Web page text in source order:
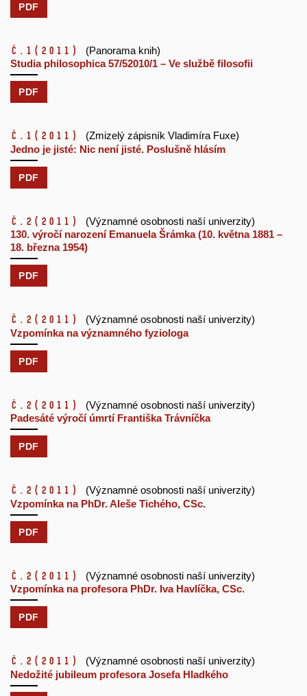
PDF
č.1 (2011)
(Panorama knih)
Studia philosophica 57/52010/1 – Ve službě filosofii
PDF
č.1 (2011)
(Zmizelý zápisník Vladimíra Fuxe)
Jedno je jisté: Nic není jisté. Poslušně hlásím
PDF
č.2 (2011)
(Významné osobnosti naší univerzity)
130. výročí narození Emanuela Šrámka (10. května 1881 –
18. března 1954)
PDF
č.2 (2011)
(Významné osobnosti naší univerzity)
Vzpomínka na významného fyziologa
PDF
č.2 (2011)
(Významné osobnosti naší univerzity)
Padesáté výročí úmrtí Františka Trávníčka
PDF
č.2 (2011)
(Významné osobnosti naší univerzity)
Vzpomínka na PhDr. Aleše Tichého, CSc.
PDF
č.2 (2011)
(Významné osobnosti naší univerzity)
Vzpomínka na profesora PhDr. Iva Havlíčka, CSc.
PDF
č.2 (2011)
(Významné osobnosti naší univerzity)
Nedožité jubileum profesora Josefa Hladkého